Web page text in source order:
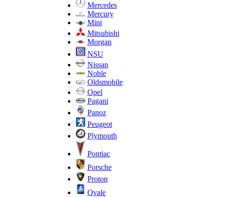
Mercedes
Mercury
Mini
Mitsubishi
Morgan
NSU
Nissan
Noble
Oldsmobile
Opel
Pagani
Panoz
Peugeot
Plymouth
Pontiac
Porsche
Proton
Qvale